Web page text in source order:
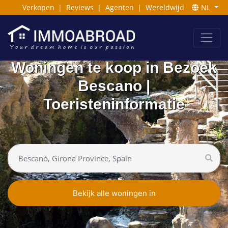
Verkopen | Reviews | Agenten | Wereldwijd NL
Woningen te koop in Bezoek
Bescano |
Toeristeninformatie
Bekijk alle woningen in